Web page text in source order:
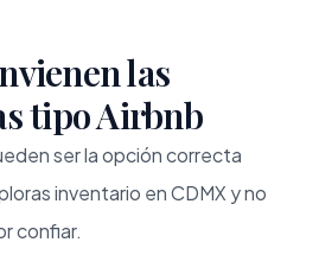
las
tipo Airbnb
ser la opción correcta
inventario en CDMX y no
confiar.